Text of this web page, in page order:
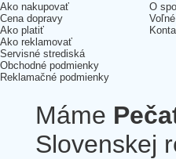
Ako nakupovať
Cena dopravy
Ako platiť
Ako reklamovať
Servisné strediská
Obchodné podmienky
Reklamačné podmienky
O
Máme
Slovenskej